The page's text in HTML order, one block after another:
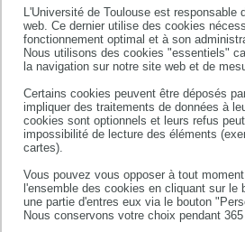
L'Université de Toulouse est
web. Ce dernier utilise des cookies
fonctionnement optimal et à son
Nous utilisons des cookies "essentiels"
la navigation sur notre site web et de
Certains cookies peuvent être déposés
impliquer des traitements de données à
cookies sont optionnels et leurs refus
impossibilité de lecture des éléments
cartes).
Vous pouvez vous opposer à tout
l'ensemble des cookies en cliquant sur le
une partie d'entres eux via le bouton
Nous conservons votre choix pendant 365
BIOLOGIE MOLÉCULAIRE ET
BIOLOGIE VÉGÉTALE
BIOLOGIE-SANTÉ
BIOTECHNOLOGIES
FUNCTIONAL BIOLOGY AND
NEUROSCIENCES